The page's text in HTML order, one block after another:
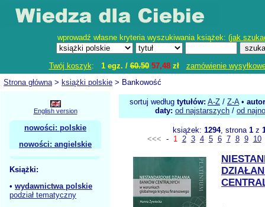
wprowadź własne kryteria wyszukiwania książek: (jak
Twój koszyk: 1 egz. /60.50 57,48zł
zamówienie
Strona główna> książki polskie > Bankowość
English version
nowości: polskie
nowości: angielskie
Książki:
• wydawnictwa polskie
podział tematyczny
sortuj według tytułów: A-Z / Z-A•
daty: od najstarszych / od
książek: 1294, strona 1z
<<< - 1 2 3 4 5 6 7 8 9 10